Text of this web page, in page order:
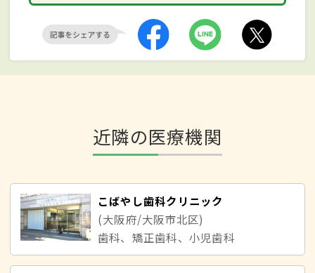
近隣の医療機関
こばやし歯科クリニック
(大阪府/大阪市北区)
歯科、矯正歯科、小児歯科